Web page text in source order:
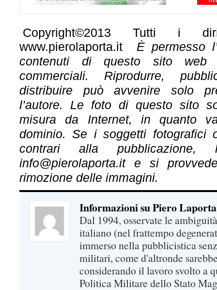
Copyright©2013 Tutti i
www.pierolaporta.it È permesso
contenuti di questo sito
commerciali. Riprodurre,
distribuire può avvenire solo
l’autore. Le foto di questo sito
misura da Internet, in quanto
dominio. Se i soggetti fotografici
contrari alla
info@pierolaporta.it e si
rimozione delle immagini.
Informazioni su Piero Laporta
Dal 1994, osservate le
italiano (nel frattempo
immerso nella pubblicistica
militari, come d'altronde
considerando il lavoro svolto a
Politica Militare dello Stato